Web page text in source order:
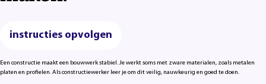
instructies opvolgen
Een constructie maakt een bouwwerk stabiel. Je werkt soms met zware materialen, zoals metalen
platen en profielen. Als constructiewerker leer je om dit veilig, nauwkeurig en goed te doen.